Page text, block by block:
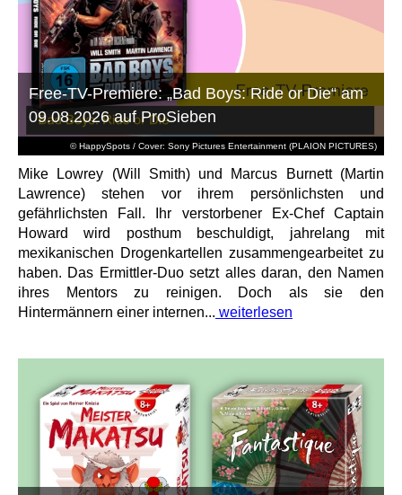
© HappySpots / Cover: Sony Pictures Entertainment (PLAION PICTURES)
Free-TV-Premiere: „Bad Boys: Ride or Die“ am
09.08.2026 auf ProSieben
Mike Lowrey (Will Smith) und Marcus Burnett (Martin
Lawrence) stehen vor ihrem persönlichsten und
gefährlichsten Fall. Ihr verstorbener Ex-Chef Captain
Howard wird posthum beschuldigt, jahrelang mit
mexikanischen Drogenkartellen zusammengearbeitet zu
haben. Das Ermittler-Duo setzt alles daran, den Namen
ihres Mentors zu reinigen. Doch als sie den
Hintermännern einer internen... weiterlesen